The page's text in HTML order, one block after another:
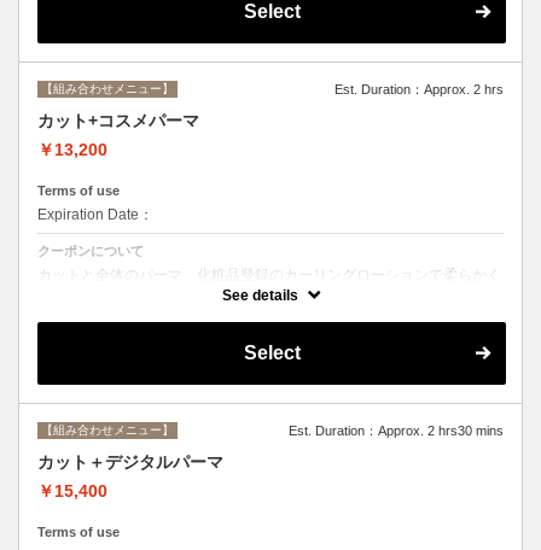
Select
【組み合わせメニュー】 Est. Duration：Approx. 2 hrs
カット+コスメパーマ
￥13,200
Terms of use
Expiration Date：
クーポンについて
カットと全体のパーマ。化粧品登録のカーリングローションで柔らかく
動きのあるスタイルからしっかりウェーブまで☆シャンプー、ブロー込
See details
Select
【組み合わせメニュー】 Est. Duration：Approx. 2 hrs30 mins
カット＋デジタルパーマ
￥15,400
Terms of use